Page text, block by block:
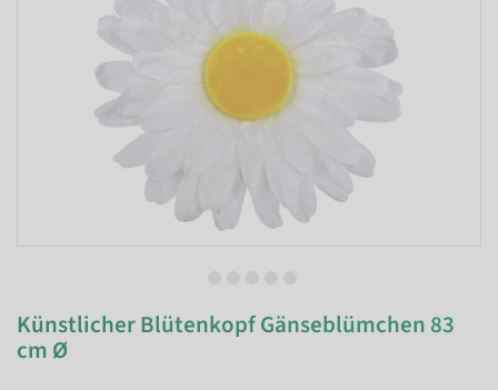
Künstlicher Blütenkopf Gänseblümchen 83
cm Ø